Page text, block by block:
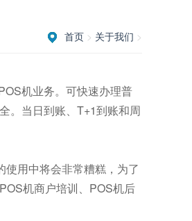
首页 > 关于我们 >
机业务。可快速办理普
。当日到账、T+1到账和周
用中将会非常糟糕，为了
机商户培训、POS机后